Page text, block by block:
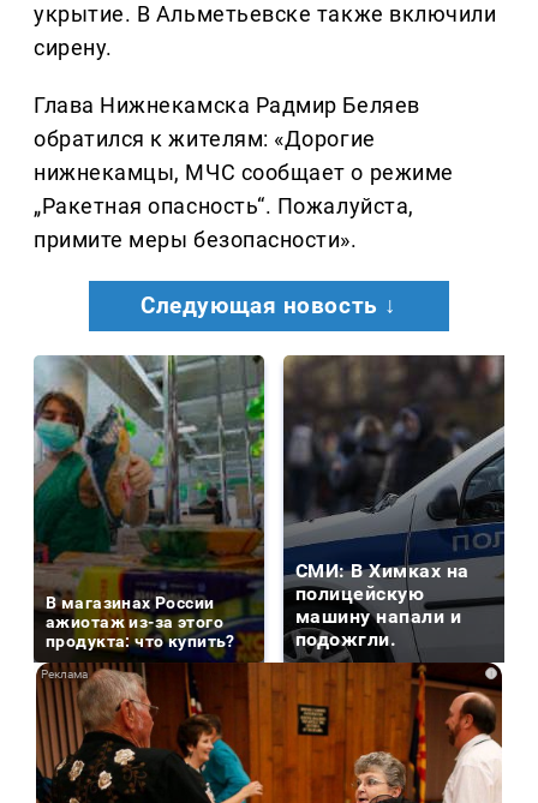
укрытие. В Альметьевске также включили
сирену.
Глава Нижнекамска Радмир Беляев
обратился к жителям: «Дорогие
нижнекамцы, МЧС сообщает о режиме
„Ракетная опасность“. Пожалуйста,
примите меры безопасности».
Следующая новость ↓
В магазинах России
ажиотаж из-за этого
продукта: что купить?
СМИ: В Химках на
полицейскую
машину напали и
подожгли.
i